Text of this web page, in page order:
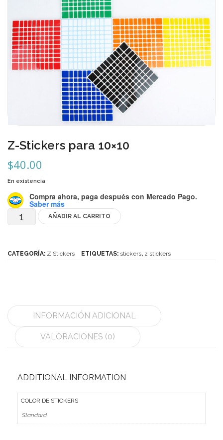
DaYan
DianSheng
FangShi
Lingao
MF8
MirTwo
MoJue
Mozhi
Quick Finger
Very Puzzle
Cyclone Boy’s
Meffert’s
Z-Stickers para 10×10
$40.00
En existencia
Compra ahora, paga después con Mercado Pago.
Saber más
AÑADIR AL CARRITO
CATEGORÍA: Z Stickers ETIQUETAS: stickers, z stickers
INFORMACIÓN ADICIONAL
VALORACIONES (0)
ADDITIONAL INFORMATION
COLOR DE STICKERS
Standard